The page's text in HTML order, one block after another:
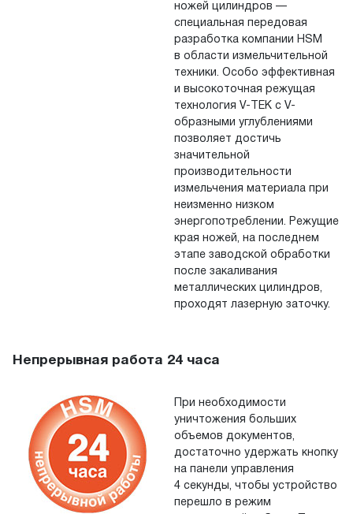
ножей цилиндров —
специальная передовая
разработка компании HSM
в области измельчительной
техники. Особо эффективная
и высокоточная режущая
технология V-TEK с V-
образными углублениями
позволяет достичь
значительной
производительности
измельчения материала при
неизменно низком
энергопотреблении. Режущие
края ножей, на последнем
этапе заводской обработки
после закаливания
металлических цилиндров,
проходят лазерную заточку.
Непрерывная работа 24 часа
При необходимости
уничтожения больших
объемов документов,
достаточно удержать кнопку
на панели управления
4 секунды, чтобы устройство
перешло в режим